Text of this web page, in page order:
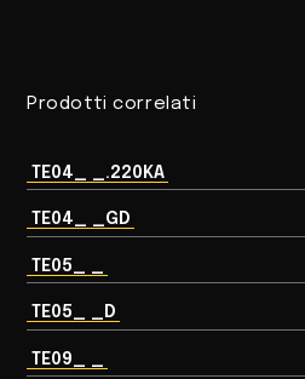
Prodotti correlati
TE04_ _.220KA
TE04_ _GD
TE05_ _
TE05_ _D
TE09_ _